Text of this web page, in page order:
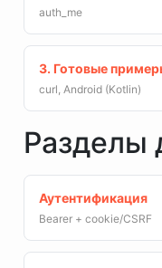
auth_me
3. Готовые
curl, Android (Kotlin)
Разделы
Аутентификация
Bearer + cookie/CSRF